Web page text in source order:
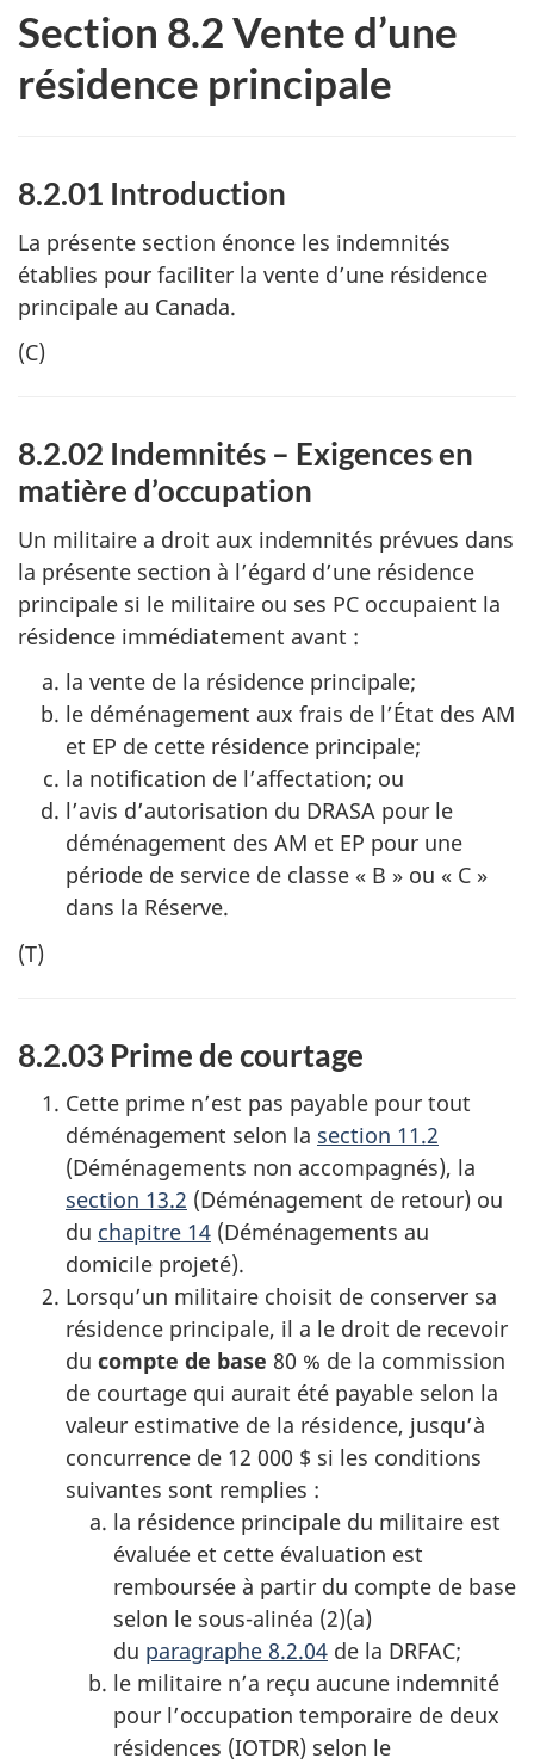
Section 8.2 Vente d’une
résidence principale
8.2.01 Introduction
La présente section énonce les indemnités
établies pour faciliter la vente d’une résidence
principale au Canada.
(C)
8.2.02 Indemnités – Exigences en
matière d’occupation
Un militaire a droit aux indemnités prévues dans
la présente section à l’égard d’une résidence
principale si le militaire ou ses PC occupaient la
résidence immédiatement avant :
la vente de la résidence principale;
le déménagement aux frais de l’État des AM
et EP de cette résidence principale;
la notification de l’affectation; ou
l’avis d’autorisation du DRASA pour le
déménagement des AM et EP pour une
période de service de classe « B » ou « C »
dans la Réserve.
(T)
8.2.03 Prime de courtage
Cette prime n’est pas payable pour tout
déménagement selon la section 11.2
(Déménagements non accompagnés), la
section 13.2 (Déménagement de retour) ou
du chapitre 14 (Déménagements au
domicile projeté).
Lorsqu’un militaire choisit de conserver sa
résidence principale, il a le droit de recevoir
du compte de base 80 % de la commission
de courtage qui aurait été payable selon la
valeur estimative de la résidence, jusqu’à
concurrence de 12 000 $ si les conditions
suivantes sont remplies :
la résidence principale du militaire est
évaluée et cette évaluation est
remboursée à partir du compte de base
selon le sous-alinéa (2)(a)
du paragraphe 8.2.04 de la DRFAC;
le militaire n’a reçu aucune indemnité
pour l’occupation temporaire de deux
résidences (IOTDR) selon le